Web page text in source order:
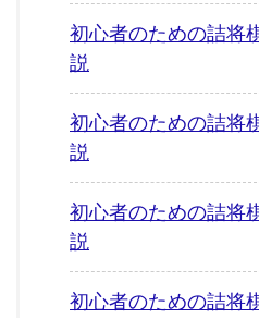
初心者のための詰
説
初心者のための詰
説
初心者のための詰
説
初心者のための詰